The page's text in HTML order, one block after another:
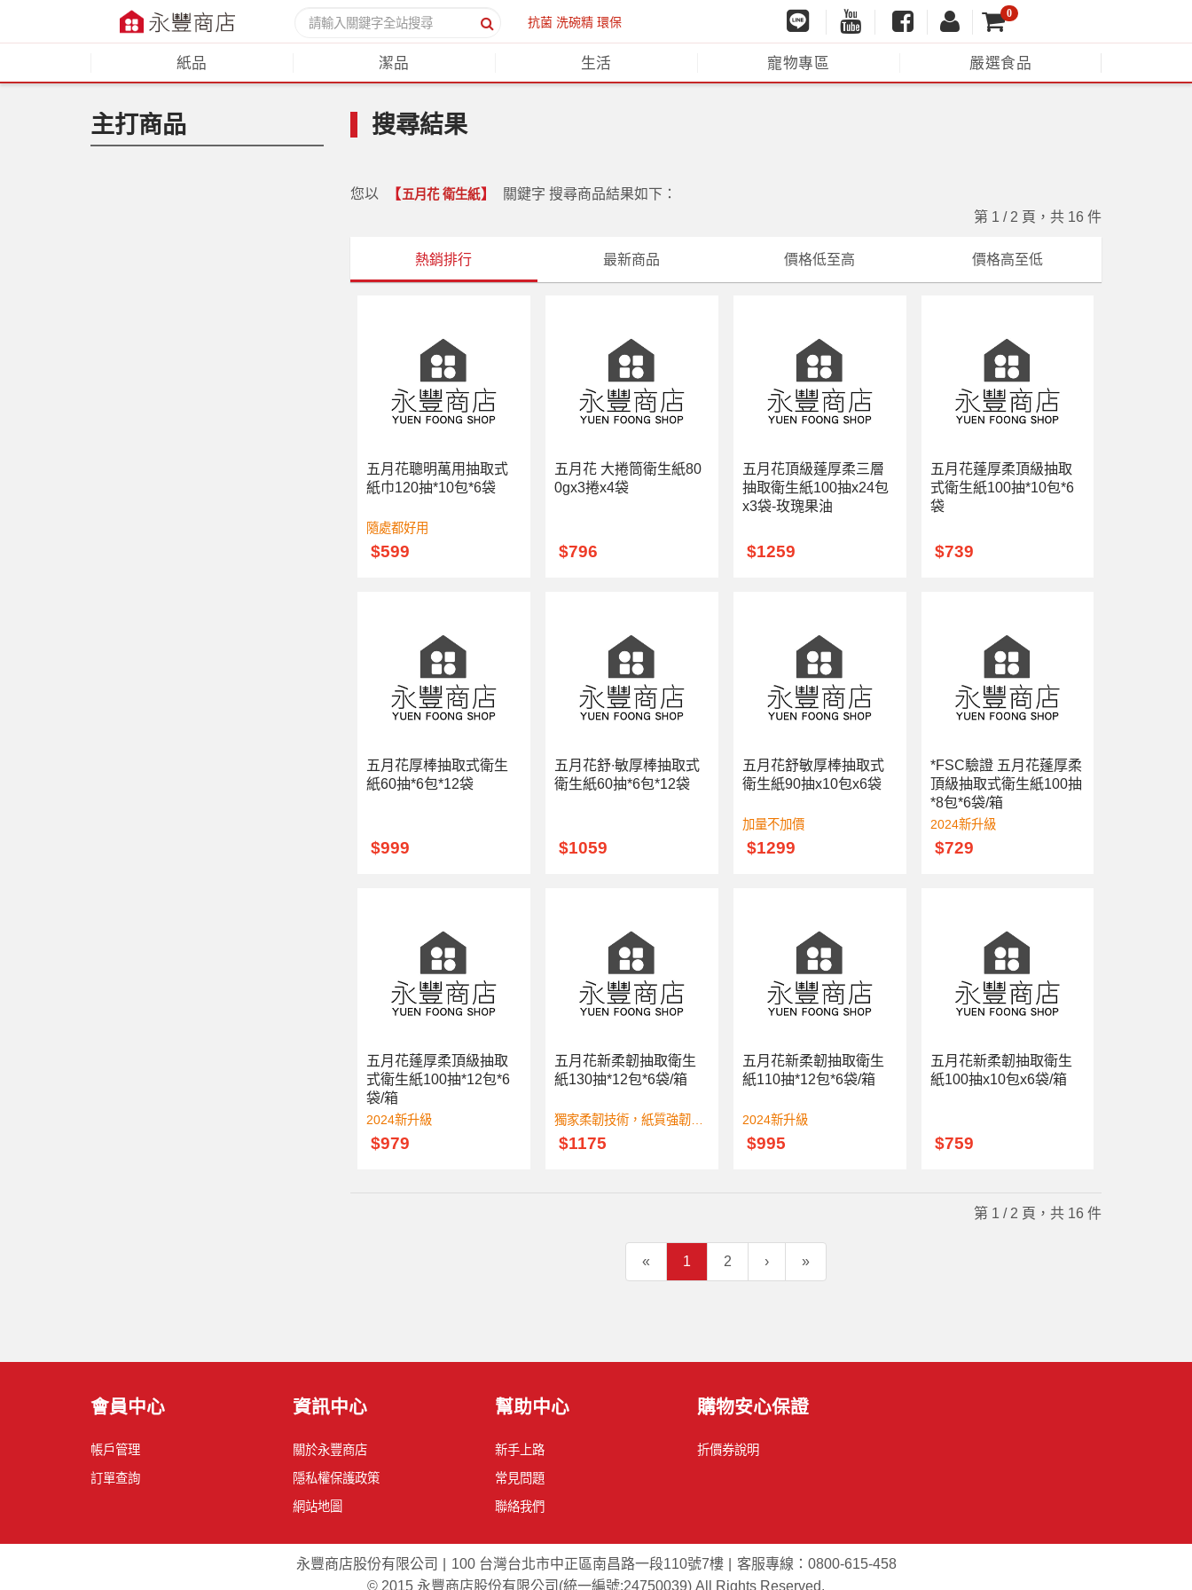
抗菌 洗碗精 環保
0
紙品 潔品 生活 寵物專區 嚴選食品
搜尋結果
您以 【五月花 衛生紙】
關鍵字 搜尋商品結果如下：
第 1 / 2 頁，共 16 件
熱銷排行 最新商品 價格低至高 價格高至低
五月花聰明萬用抽取式
紙巾120抽*10包*6袋
隨處都好用
$599
五月花 大捲筒衛生紙80
0gx3捲x4袋
$796
五月花頂級蓬厚柔三層
抽取衛生紙100抽x24包
x3袋-玫瑰果油
$1259
五月花蓬厚柔頂級抽取
式衛生紙100抽*10包*6
袋
$739
五月花厚棒抽取式衛生
紙60抽*6包*12袋
$999
五月花舒∙敏厚棒抽取式
衛生紙60抽*6包*12袋
$1059
五月花舒敏厚棒抽取式
衛生紙90抽x10包x6袋
加量不加價
$1299
*FSC驗證 五月花蓬厚柔
頂級抽取式衛生紙100抽
*8包*6袋/箱
2024新升級
$729
五月花蓬厚柔頂級抽取
式衛生紙100抽*12包*6
袋/箱
2024新升級
$979
五月花新柔韌抽取衛生
紙130抽*12包*6袋/箱
獨家柔韌技術，紙質強韌好
用
$1175
五月花新柔韌抽取衛生
紙110抽*12包*6袋/箱
2024新升級
$995
五月花新柔韌抽取衛生
紙100抽x10包x6袋/箱
$759
第 1 / 2 頁，共 16 件
« 1 2 › »
主打商品
會員中心
帳戶管理
訂單查詢
資訊中心
關於永豐商店
隱私權保護政策
網站地圖
幫助中心
新手上路
常見問題
聯絡我們
購物安心保證
折價券說明
永豐商店股份有限公司 100 台灣台北市中正區南昌路一段110號7樓
客服專線：0800-615-458
© 2015 永豐商店股份有限公司(統一編號:24750039) All Rights Reserved.